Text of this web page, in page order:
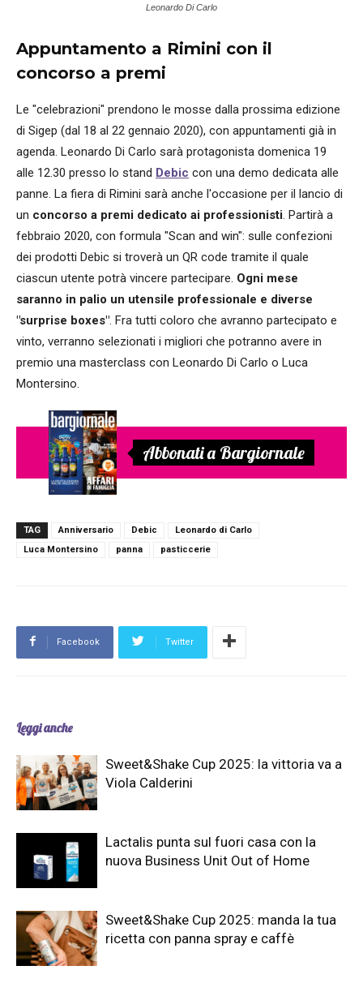
Leonardo Di Carlo
Appuntamento a Rimini con il
concorso a premi
Le "celebrazioni" prendono le mosse dalla prossima edizione
di Sigep (dal 18 al 22 gennaio 2020), con appuntamenti già in
agenda. Leonardo Di Carlo sarà protagonista domenica 19
alle 12.30 presso lo stand Debic con una demo dedicata alle
panne. La fiera di Rimini sarà anche l'occasione per il lancio di
un concorso a premi dedicato ai professionisti. Partirà a
febbraio 2020, con formula "Scan and win": sulle confezioni
dei prodotti Debic si troverà un QR code tramite il quale
ciascun utente potrà vincere partecipare. Ogni mese
saranno in palio un utensile professionale e diverse
"surprise boxes". Fra tutti coloro che avranno partecipato e
vinto, verranno selezionati i migliori che potranno avere in
premio una masterclass con Leonardo Di Carlo o Luca
Montersino.
Abbonati a Bargiornale
TAG Anniversario Debic
Leonardo di Carlo
Luca Montersino
panna pasticcerie
Facebook Twitter
Leggi anche
Sweet&Shake Cup 2025: la vittoria va a
Viola Calderini
Lactalis punta sul fuori casa con la
nuova Business Unit Out of Home
Sweet&Shake Cup 2025: manda la tua
ricetta con panna spray e caffè